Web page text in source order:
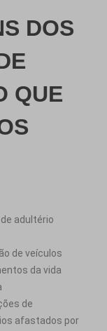
DOS
QUE
adultério
de veículos
da vida
de
afastados por